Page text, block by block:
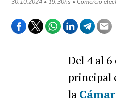
30.10.2024 • 19:30hs • Comercio
Del 4 al 6
principal
la